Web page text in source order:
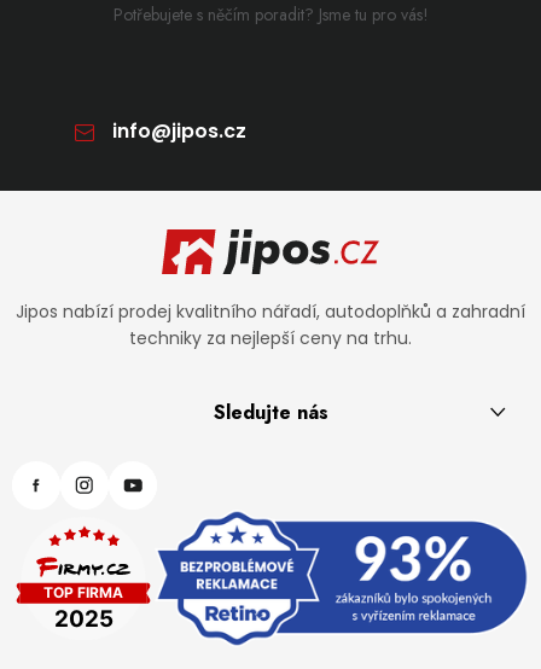
Potřebujete s něčím poradit? Jsme tu pro vás!
info@jipos.cz
Jipos nabízí prodej kvalitního nářadí, autodoplňků a zahradní
techniky za nejlepší ceny na trhu.
Sledujte nás